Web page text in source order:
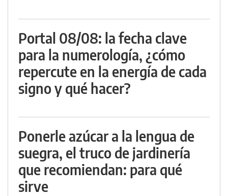
Portal 08/08: la fecha clave
para la numerología, ¿cómo
repercute en la energía de cada
signo y qué hacer?
Ponerle azúcar a la lengua de
suegra, el truco de jardinería
que recomiendan: para qué
sirve